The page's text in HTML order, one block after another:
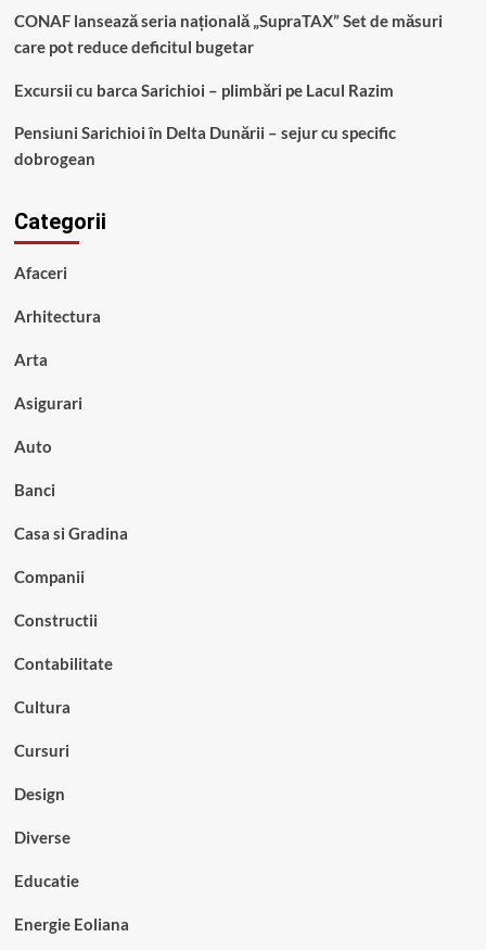
CONAF lansează seria națională „SupraTAX” Set de măsuri
care pot reduce deficitul bugetar
Excursii cu barca Sarichioi – plimbări pe Lacul Razim
Pensiuni Sarichioi în Delta Dunării – sejur cu specific
dobrogean
Categorii
Afaceri
Arhitectura
Arta
Asigurari
Auto
Banci
Casa si Gradina
Companii
Constructii
Contabilitate
Cultura
Cursuri
Design
Diverse
Educatie
Energie Eoliana